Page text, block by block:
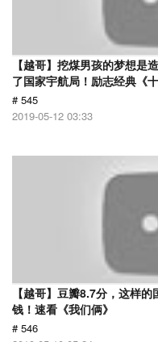
【越哥】挖煤男孩的梦想是
了国家宇航局！励志经典《
# 545
2019-05-12 03:33
【越哥】豆瓣8.7分，这样
钱！速看《我们俩》
# 546